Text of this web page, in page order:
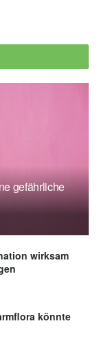
gefährliche
wirksam
könnte